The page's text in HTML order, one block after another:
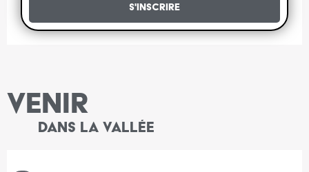
S'inscrire
VENIR
DANS LA VALLÉE